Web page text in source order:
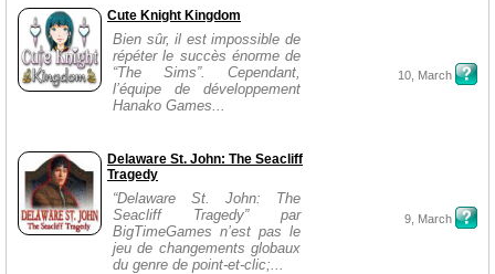
Cute Knight Kingdom
Bien sûr, il est impossible de
répéter le succès énorme de
“The Sims”. Cependant,
l’équipe de développement
Hanako Games...
10, March
Delaware St. John: The Seacliff
Tragedy
“Delaware St. John: The
Seacliff Tragedy” par
BigTimeGames n’est pas le
jeu de changements globaux
du genre de point-et-clic;...
9, March